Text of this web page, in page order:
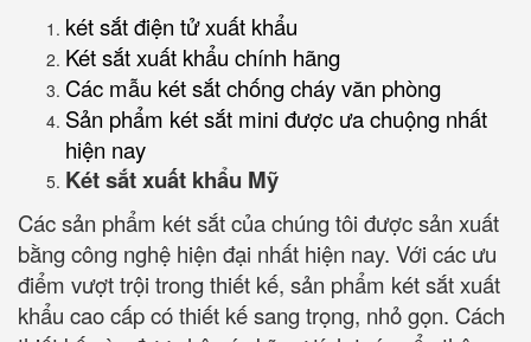
két sắt điện tử xuất khẩu
Két sắt xuất khẩu chính hãng
Các mẫu két sắt chống cháy văn phòng
Sản phẩm két sắt mini được ưa chuộng nhất
hiện nay
Két sắt xuất khẩu Mỹ
Các sản phẩm két sắt của chúng tôi được sản xuất
bằng công nghệ hiện đại nhất hiện nay. Với các ưu
điểm vượt trội trong thiết kế, sản phẩm két sắt xuất
khẩu cao cấp có thiết kế sang trọng, nhỏ gọn. Cách